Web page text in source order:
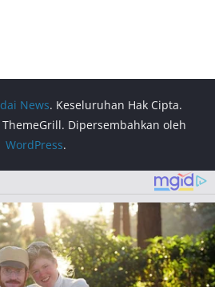
News. Keseluruhan Hak Cipta.
Dipersembahkan oleh
WordPress.